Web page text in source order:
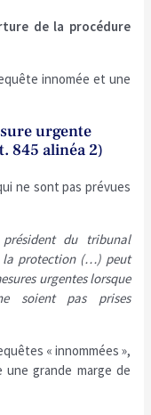
de la procédure
innomée et une
urgente
845 alinéa 2)
ne sont pas prévues
président du tribunal
la protection (…) peut
urgentes lorsque
soient pas prises
« innommées »,
grande marge de